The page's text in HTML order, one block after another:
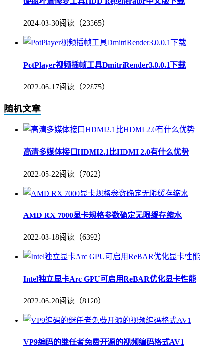
2024-03-30阅读（23365）
PotPlayer视频插帧工具DmitriRender3.0.0.1下载
2022-06-17阅读（22875）
随机文章
高清多媒体接口HDMI2.1比HDMI 2.0有什么优势
2022-05-22阅读（7022）
AMD RX 7000显卡规格参数确定无限缓存缩水
2022-08-18阅读（6392）
Intel独立显卡Arc GPU可启用ReBAR优化显卡性能
2022-06-20阅读（8120）
VP9编码的继任者免费开源的视频编码格式AV1